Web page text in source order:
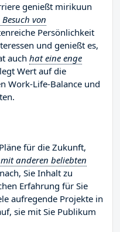
genießt mirikuun
von
Persönlichkeit
und genießt es,
auch hat eine enge
Wert auf die
Work-Life-Balance und
für die Zukunft,
anderen beliebten
Sie Inhalt zu
Erfahrung für Sie
aufregende Projekte in
sie mit Sie Publikum